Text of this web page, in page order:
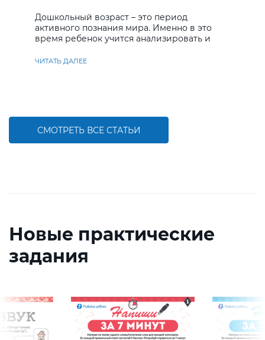
Дошкольный возраст – это период
активного познания мира. Именно в это
время ребенок учится анализировать и
ЧИТАТЬ ДАЛЕЕ
СМОТРЕТЬ ВСЕ СТАТЬИ
Новые практические
задания